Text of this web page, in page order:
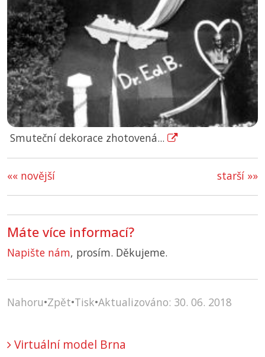
Smuteční dekorace zhotovená...
starší »»
«« novější
Máte více informací?
Napište nám, prosím. Děkujeme.
Nahoru•Zpět•Tisk•Aktualizováno: 30. 06. 2018
Virtuální model Brna